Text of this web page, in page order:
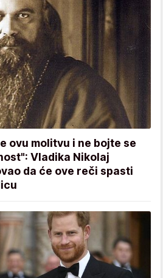
ovu molitvu i ne bojte se
Vladika Nikolaj
da će ove reči spasti